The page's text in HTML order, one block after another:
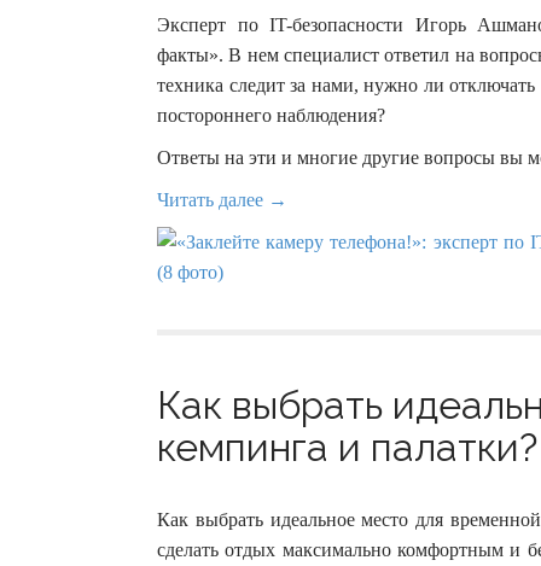
Эксперт по IT-безопасности Игорь
факты». В нем специалист ответил на
техника следит за нами, нужно ли
постороннего наблюдения?
Ответы на эти и многие другие вопросы вы
Читать далее →
Как выбрать
кемпинга и
Как выбрать идеальное место для
сделать отдых максимально комфортным и